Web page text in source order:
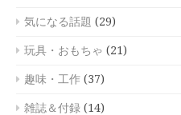
気になる話題 (29)
玩具・おもちゃ (21)
趣味・工作 (37)
雑誌＆付録 (14)